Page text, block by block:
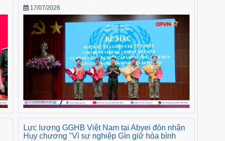
17/07/2026
Lực lượng GGHB Việt Nam tại Abyei đón nhận
Huy chương "Vì sự nghiệp Gìn giữ hòa bình